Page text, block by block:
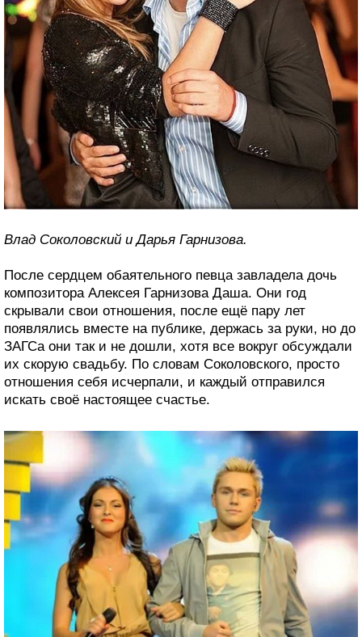
Влад Соколовский и Дарья Гарнизова.
После сердцем обаятельного певца завладела дочь
композитора Алексея Гарнизова Даша. Они год
скрывали свои отношения, после ещё пару лет
появлялись вместе на публике, держась за руки, но до
ЗАГСа они так и не дошли, хотя все вокруг обсуждали
их скорую свадьбу. По словам Соколовского, просто
отношения себя исчерпали, и каждый отправился
искать своё настоящее счастье.